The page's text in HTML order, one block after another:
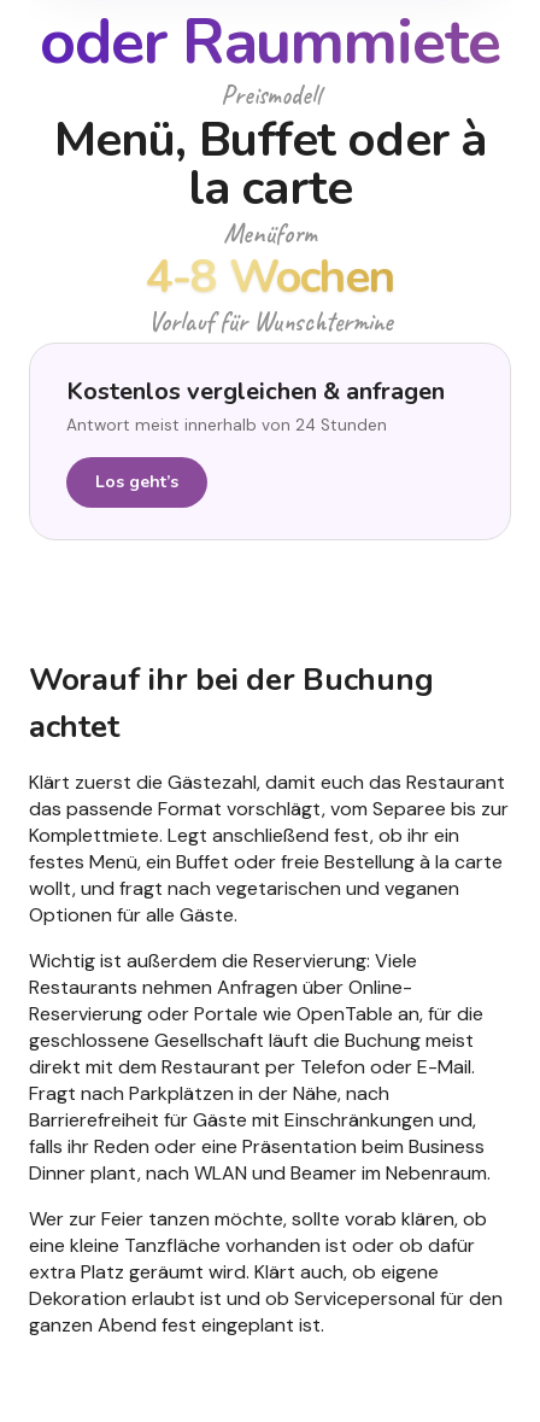
oder Raummiete
Preismodell
Menü, Buffet oder à
la carte
Menüform
4-8 Wochen
Vorlauf für Wunschtermine
Kostenlos vergleichen & anfragen
Antwort meist innerhalb von 24 Stunden
Los geht’s
Worauf ihr bei der Buchung
achtet
Klärt zuerst die Gästezahl, damit euch das Restaurant
das passende Format vorschlägt, vom Separee bis zur
Komplettmiete. Legt anschließend fest, ob ihr ein
festes Menü, ein Buffet oder freie Bestellung à la carte
wollt, und fragt nach vegetarischen und veganen
Optionen für alle Gäste.
Wichtig ist außerdem die Reservierung: Viele
Restaurants nehmen Anfragen über Online-
Reservierung oder Portale wie OpenTable an, für die
geschlossene Gesellschaft läuft die Buchung meist
direkt mit dem Restaurant per Telefon oder E-Mail.
Fragt nach Parkplätzen in der Nähe, nach
Barrierefreiheit für Gäste mit Einschränkungen und,
falls ihr Reden oder eine Präsentation beim Business
Dinner plant, nach WLAN und Beamer im Nebenraum.
Wer zur Feier tanzen möchte, sollte vorab klären, ob
eine kleine Tanzfläche vorhanden ist oder ob dafür
extra Platz geräumt wird. Klärt auch, ob eigene
Dekoration erlaubt ist und ob Servicepersonal für den
ganzen Abend fest eingeplant ist.